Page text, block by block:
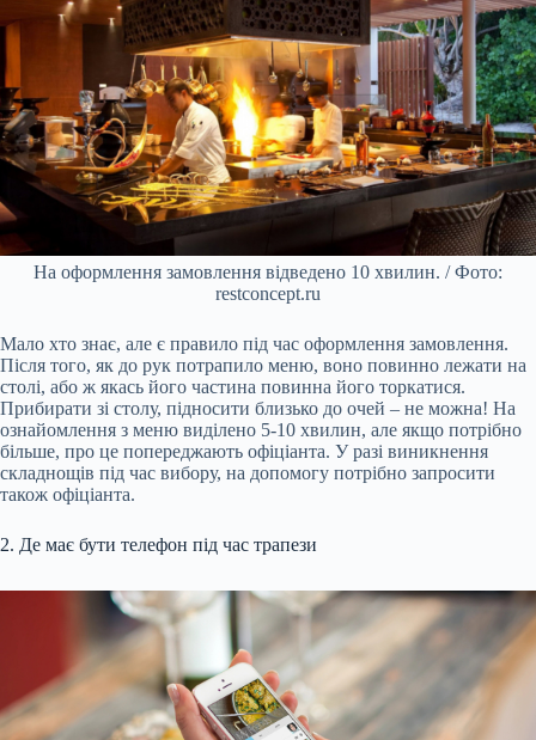
На оформлення замовлення відведено 10 хвилин. / Фото:
restconcept.ru
Мало хто знає, але є правило під час оформлення замовлення.
Після того, як до рук потрапило меню, воно повинно лежати на
столі, або ж якась його частина повинна його торкатися.
Прибирати зі столу, підносити близько до очей – не можна! На
ознайомлення з меню виділено 5-10 хвилин, але якщо потрібно
більше, про це попереджають офіціанта. У разі виникнення
складнощів під час вибору, на допомогу потрібно запросити
також офіціанта.
2. Де має бути телефон під час трапези